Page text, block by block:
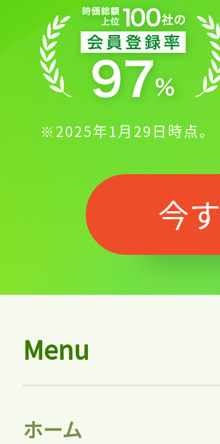
※2025年1月29日時点。
今
Menu
ホーム